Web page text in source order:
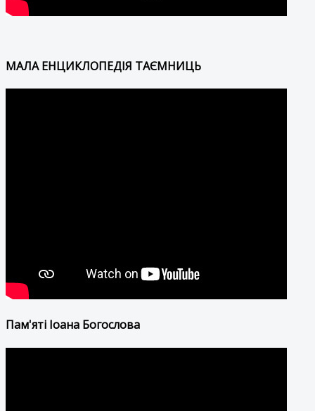
МАЛА ЕНЦИКЛОПЕДІЯ ТАЄМНИЦЬ
Пам'яті Іоана Богослова